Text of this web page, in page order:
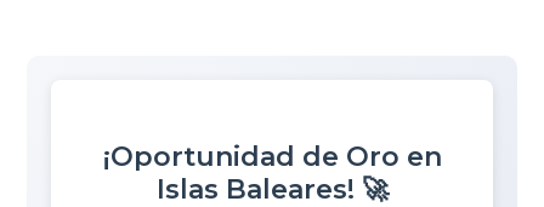
¡Oportunidad de Oro en
Islas Baleares! 🚀